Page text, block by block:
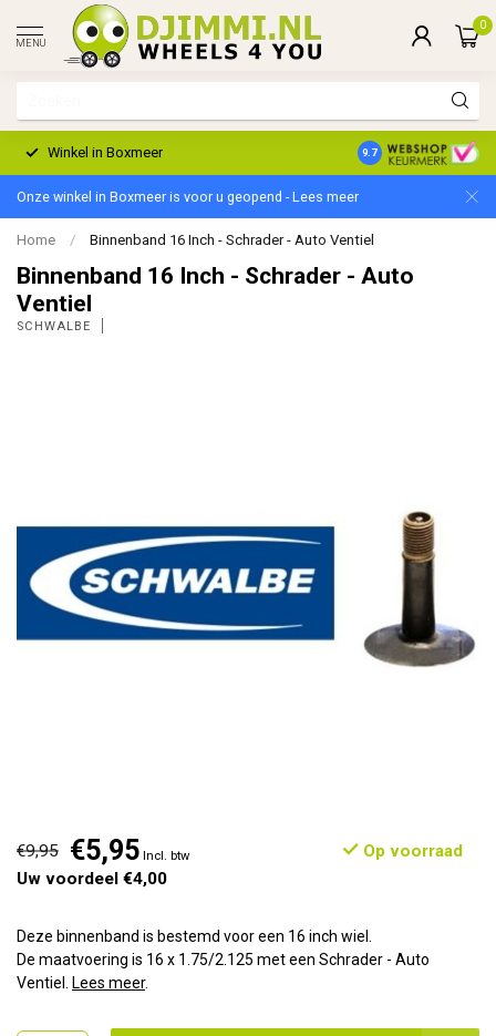
MENU
0
Winkel in Boxmeer 2 Jaar Garantie
9.7
Onze winkel in Boxmeer is voor u geopend - Lees meer
Home / Binnenband 16 Inch - Schrader - Auto Ventiel
Binnenband 16 Inch - Schrader - Auto
Ventiel
SCHWALBE
€9,95 €5,95 Incl. btw
Op voorraad
Uw voordeel €4,00
Deze binnenband is bestemd voor een 16 inch wiel.
De maatvoering is 16 x 1.75/2.125 met een Schrader - Auto
Ventiel.
Lees meer.